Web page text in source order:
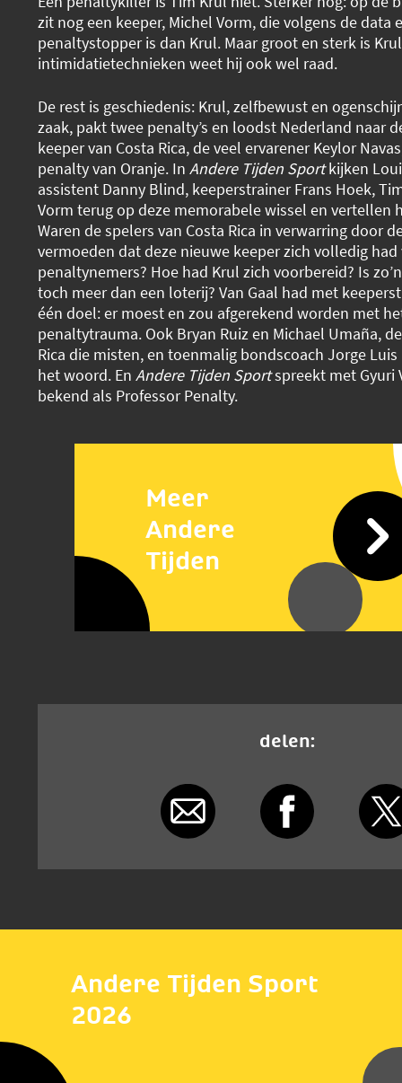
zit nog een keeper, Michel Vorm, die volgens de data
penaltystopper is dan Krul. Maar groot en sterk is
intimidatietechnieken weet hij ook wel raad.
De rest is geschiedenis: Krul, zelfbewust en
zaak, pakt twee penalty’s en loodst Nederland naar
keeper van Costa Rica, de veel ervarener Keylor
penalty van Oranje. In Andere Tijden Sportkijken
assistent Danny Blind, keeperstrainer Frans Hoek,
Vorm terug op deze memorabele wissel en vertellen
Waren de spelers van Costa Rica in verwarring door
vermoeden dat deze nieuwe keeper zich volledig
penaltynemers? Hoe had Krul zich voorbereid? Is
toch meer dan een loterij? Van Gaal had met
één doel: er moest en zou afgerekend worden met
penaltytrauma. Ook Bryan Ruiz en Michael Umaña,
Rica die misten, en toenmalig bondscoach Jorge
het woord. En Andere Tijden Sportspreekt met Gyuri
bekend als Professor Penalty.
Meer
Andere
Tijden
delen:
Andere Tijden Sport
2026